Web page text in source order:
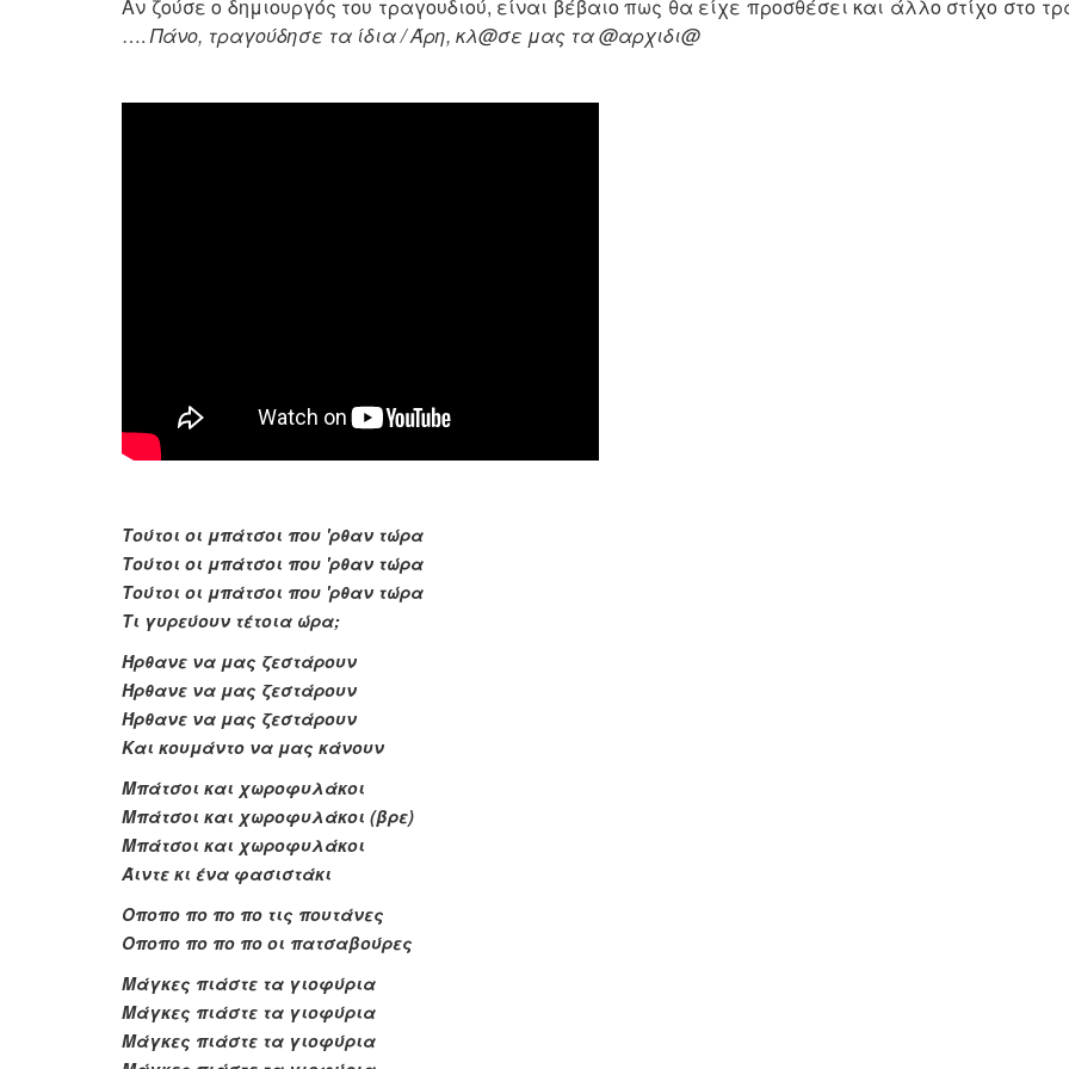
Αν ζούσε ο δημιουργός του τραγουδιού, είναι βέβαιο πως θα είχε προσθέσει και άλλο στίχο στο
….Πάνο, τραγούδησε τα ίδια / Άρη, κλ@σε μας τα @αρχιδι@
Τούτοι οι μπάτσοι που 'ρθαν τώρα
Τούτοι οι μπάτσοι που 'ρθαν τώρα
Τούτοι οι μπάτσοι που 'ρθαν τώρα
Τι γυρεύουν τέτοια ώρα;
Ήρθανε να μας ζεστάρουν
Ήρθανε να μας ζεστάρουν
Ήρθανε να μας ζεστάρουν
Και κουμάντο να μας κάνουν
Μπάτσοι και χωροφυλάκοι
Μπάτσοι και χωροφυλάκοι (βρε)
Μπάτσοι και χωροφυλάκοι
Άιντε κι ένα φασιστάκι
Οποπο πο πο πο τις πουτάνες
Οποπο πο πο πο οι πατσαβούρες
Μάγκες πιάστε τα γιοφύρια
Μάγκες πιάστε τα γιοφύρια
Μάγκες πιάστε τα γιοφύρια